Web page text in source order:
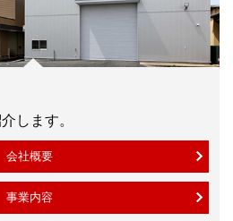
します。
会社概要
事業内容